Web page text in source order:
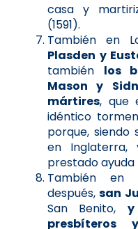
casa y
(1591).
También en
Plasden y
también los
Mason y
mártires, que
idéntico
porque, siendo
en
prestado ayuda
También en
después,san
San Benito, y
presbíteros